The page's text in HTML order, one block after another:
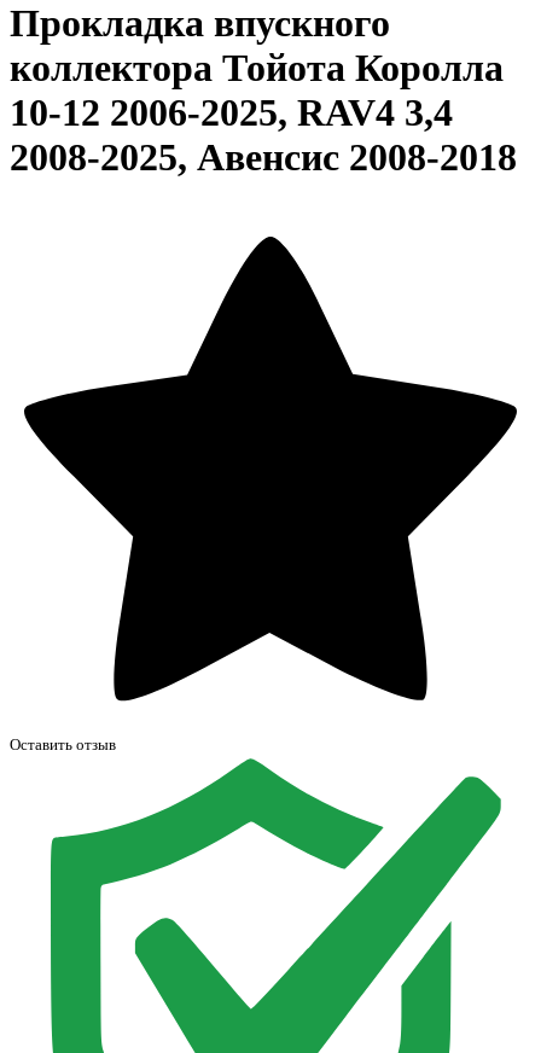
Прокладка впускного
коллектора Тойота Королла
10-12 2006-2025, RAV4 3,4
2008-2025, Авенсис 2008-2018
Оставить отзыв